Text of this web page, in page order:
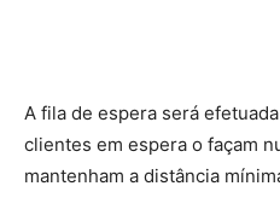
A fila de espera será
clientes em espera o façam
mantenham a distância